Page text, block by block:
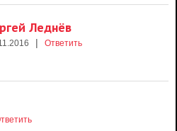
Леднёв
|
Ответить